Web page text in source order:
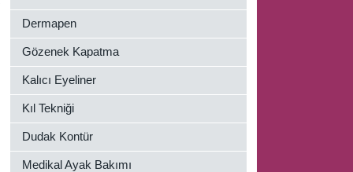
Dermapen
Gözenek Kapatma
Kalıcı Eyeliner
Kıl Tekniği
Dudak Kontür
Medikal Ayak Bakımı